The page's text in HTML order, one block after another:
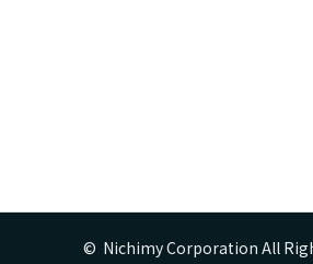
©  Nichimy Corporation All